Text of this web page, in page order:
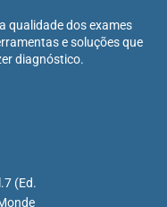
qualidade dos exames
e soluções que
diagnóstico.
(Ed.